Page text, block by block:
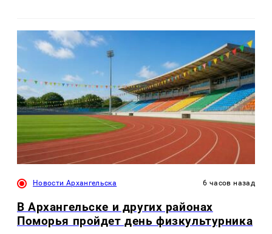
Новости Архангельска 6 часов назад
В Архангельске и других районах
Поморья пройдет день физкультурника